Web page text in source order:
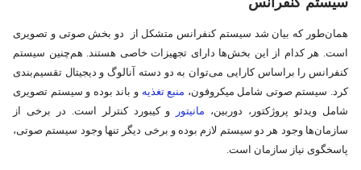
همان‌طور که بیان شد سیستم کنفرانس متشکل از دو بخش صوتی و تصویری
است. هر کدام از این بخش‌ها دارای تجهیزات خاصی هستند. هم‌چنین سیستم
کنفرانس را براساس کارایی می‌توان به دو دسته آنالوگ و دیجیتال تقسیم‌بندی
کرد. سیستم صوتی شامل میکروفون، منبع تغذیه و باند بوده و سیستم تصویری
شامل ویدئو پروژکتور، دوربین، مانیتور
و کیبورد کنترلر است. در برخی از
سازمان‌ها وجود هر دو سیستم لازم بوده و برخی دیگر تنها وجود سیستم صوتی،
پاسخگوی نیاز سازمان است.